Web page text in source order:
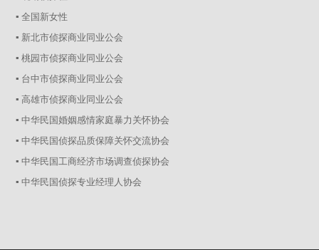
▪ 全国新女性
▪ 新北市侦探商业同业公会
▪ 桃园市侦探商业同业公会
▪ 台中市侦探商业同业公会
▪ 高雄市侦探商业同业公会
▪ 中华民国婚姻感情家庭暴力关怀协会
▪ 中华民国侦探品质保障关怀交流协会
▪ 中华民国工商经济市场调查侦探协会
▪ 中华民国侦探专业经理人协会